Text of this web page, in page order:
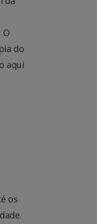
O
do
aqui
os